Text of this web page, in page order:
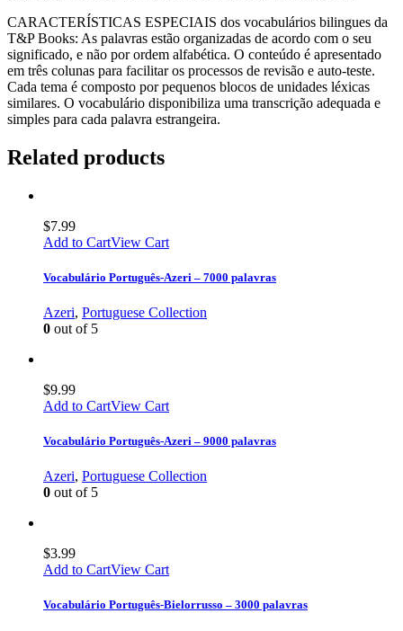
CARACTERÍSTICAS ESPECIAIS dos vocabulários bilingues da
T&P Books: As palavras estão organizadas de acordo com o seu
significado, e não por ordem alfabética. O conteúdo é apresentado
em três colunas para facilitar os processos de revisão e auto-teste.
Cada tema é composto por pequenos blocos de unidades léxicas
similares. O vocabulário disponibiliza uma transcrição adequada e
simples para cada palavra estrangeira.
Related products
$7.99
Add to CartView Cart
Vocabulário Português-Azeri – 7000 palavras
Azeri, Portuguese Collection
0 out of 5
$9.99
Add to CartView Cart
Vocabulário Português-Azeri – 9000 palavras
Azeri, Portuguese Collection
0 out of 5
$3.99
Add to CartView Cart
Vocabulário Português-Bielorrusso – 3000 palavras